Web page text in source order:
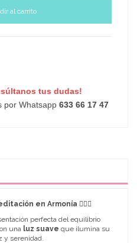
al carrito
tus dudas!
por Whatsapp633 66 17 47
en Armonía 🧘‍♀️✨
perfecta del equilibrio
una luz suave que ilumina su
y serenidad.